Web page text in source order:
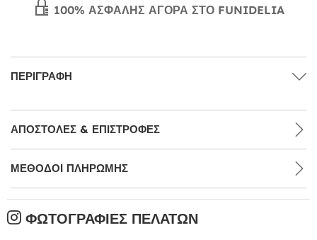
100% ΑΣΦΑΛΉΣ ΑΓΟΡΆ ΣΤΟ FUNIDELIA
ΠΕΡΙΓΡΑΦΉ
ΑΠΟΣΤΟΛΈΣ & ΕΠΙΣΤΡΟΦΈΣ
ΜΕΘΌΔΟΙ ΠΛΗΡΩΜΉΣ
ΦΩΤΟΓΡΑΦΊΕΣ ΠΕΛΑΤΏΝ